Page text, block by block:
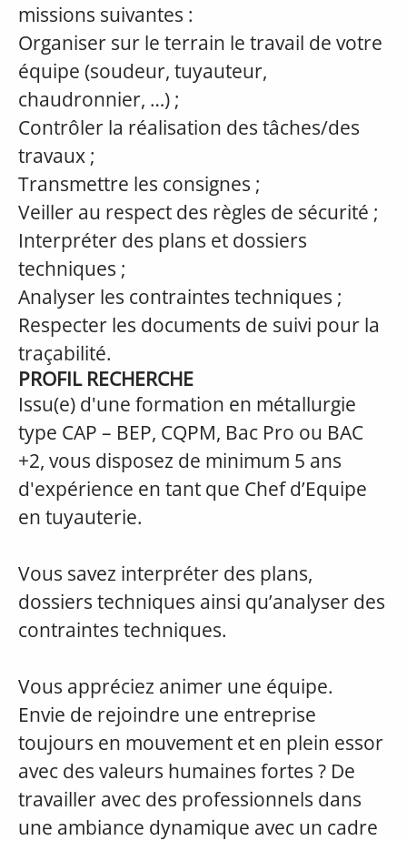
missions suivantes :
Organiser sur le terrain le travail de votre
équipe (soudeur, tuyauteur,
chaudronnier, …) ;
Contrôler la réalisation des tâches/des
travaux ;
Transmettre les consignes ;
Veiller au respect des règles de sécurité ;
Interpréter des plans et dossiers
techniques ;
Analyser les contraintes techniques ;
Respecter les documents de suivi pour la
traçabilité.
PROFIL RECHERCHE
Issu(e) d'une formation en métallurgie
type CAP – BEP, CQPM, Bac Pro ou BAC
+2, vous disposez de minimum 5 ans
d'expérience en tant que Chef d’Equipe
en tuyauterie.
Vous savez interpréter des plans,
dossiers techniques ainsi qu’analyser des
contraintes techniques.
Vous appréciez animer une équipe.
Envie de rejoindre une entreprise
toujours en mouvement et en plein essor
avec des valeurs humaines fortes ? De
travailler avec des professionnels dans
une ambiance dynamique avec un cadre